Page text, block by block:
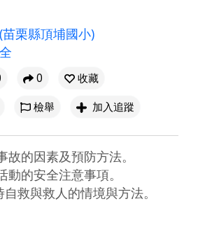
(苗栗縣頂埔國小)
0
收藏
檢舉 加入追蹤
的因素及預防方法。
的安全注意事項。
救與救人的情境與方法。